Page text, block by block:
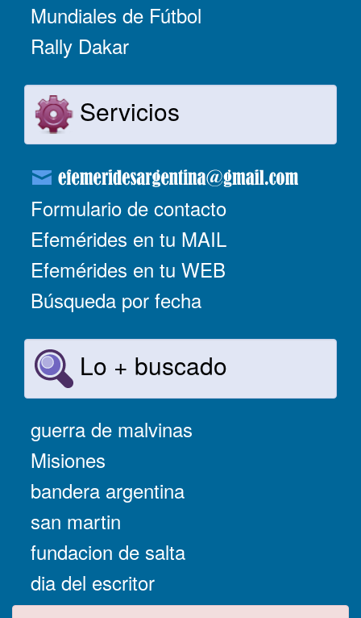
Mundiales de Fútbol
Rally Dakar
Servicios
Formulario de contacto
Efemérides en tu MAIL
Efemérides en tu WEB
Búsqueda por fecha
Lo + buscado
guerra de malvinas
Misiones
bandera argentina
san martin
fundacion de salta
dia del escritor